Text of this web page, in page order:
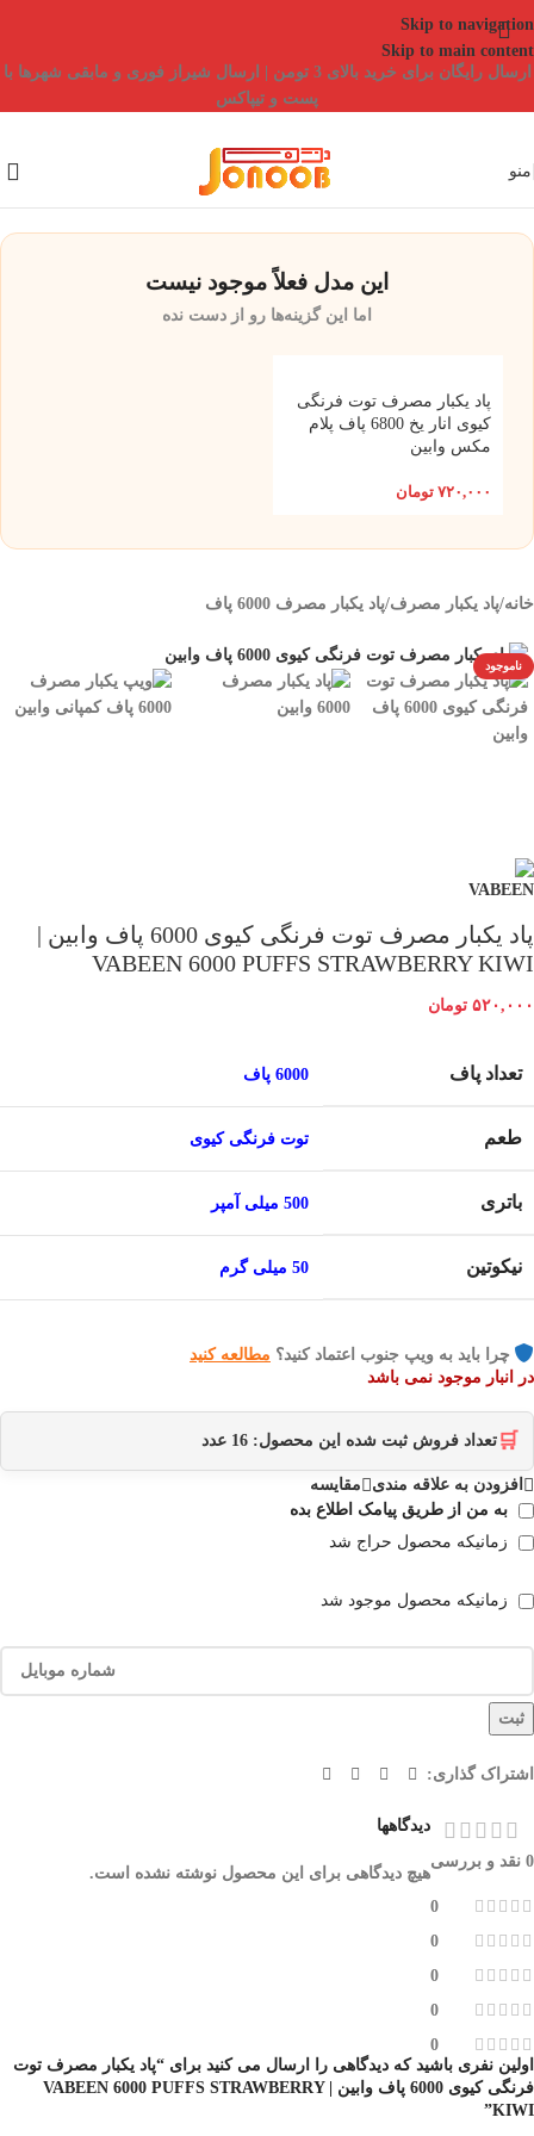
Skip to navigation
Skip to main content
ارسال رایگان برای خرید بالای 3 تومن | ارسال شیراز فوری و مابقی شهرها با
پست و تیپاکس
منو
این مدل فعلاً موجود نیست
اما این گزینه‌ها رو از دست نده
پاد یکبار مصرف توت فرنگی
کیوی انار یخ 6800 پاف پلام
مکس وابین
۷۲۰,۰۰۰ تومان
خانه/پاد یکبار مصرف/پاد یکبار مصرف 6000 پاف
ناموجود
پاد یکبار مصرف توت فرنگی کیوی 6000 پاف وابین |
VABEEN 6000 PUFFS STRAWBERRY KIWI
۵۲۰,۰۰۰ تومان
تعداد پاف 6000 پاف
طعم توت فرنگی کیوی
باتری 500 میلی آمپر
نیکوتین 50 میلی گرم
چرا باید به ویپ جنوب اعتماد کنید؟ مطالعه کنید
در انبار موجود نمی باشد
🛒 تعداد فروش ثبت شده این محصول: 16 عدد
افزودن به علاقه مندی
مقایسه
به من از طریق پیامک اطلاع بده
زمانیکه محصول حراج شد
زمانیکه محصول موجود شد
ثبت
اشتراک گذاری:
0 نقد و بررسی
0
0
0
0
0
دیدگاهها
هیچ دیدگاهی برای این محصول نوشته نشده است.
اولین نفری باشید که دیدگاهی را ارسال می کنید برای “پاد یکبار مصرف توت
فرنگی کیوی 6000 پاف وابین | VABEEN 6000 PUFFS STRAWBERRY
KIWI”